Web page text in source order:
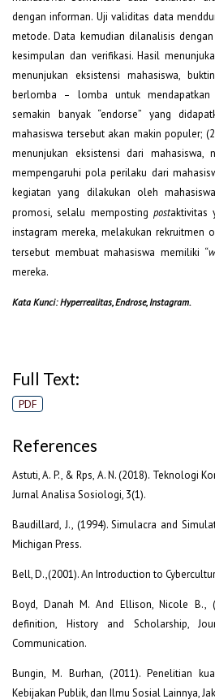
dengan informan. Uji validitas data
metode. Data kemudian dilanalisis
kesimpulan dan verifikasi. Hasil
menunjukan eksistensi mahasiswa,
berlomba – lomba untuk mendapatkan
semakin banyak “endorse” yang
mahasiswa tersebut akan makin populer;
menunjukan eksistensi dari mahasiswa,
mempengaruhi pola perilaku dari
kegiatan yang dilakukan oleh
promosi, selalu memposting postaktivitas
instagram mereka, melakukan rekruitmen
tersebut membuat mahasiswa memiliki “
mereka.
Kata Kunci: Hyperrealitas, Endrose, Instagram.
Full Text:
PDF
References
Astuti, A. P., & Rps, A. N. (2018). Teknologi
Jurnal Analisa Sosiologi, 3(1).
Baudillard, J., (1994). Simulacra and
Michigan Press.
Bell, D.,(2001). An Introduction to
Boyd, Danah M. And Ellison, Nicole B.,
definition, History and Scholarship,
Communication.
Bungin, M. Burhan, (2011). Penelitian
Kebijakan Publik, dan Ilmu Sosial Lainnya,